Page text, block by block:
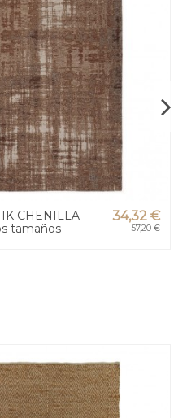
CHENILLA
tamaños
34,32 €
57,20 €